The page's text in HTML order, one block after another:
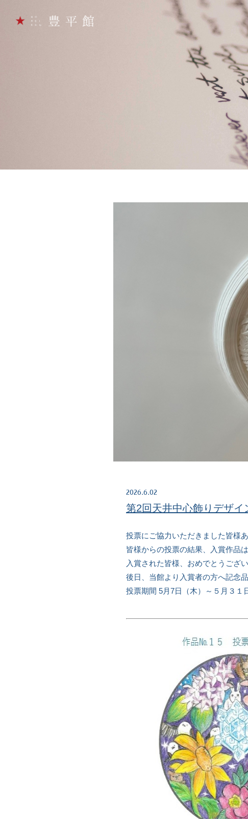
2026.6.02
第2回天井中心飾りデザ
投票にご協力いただきました皆様
皆様からの投票の結果、入賞作品
入賞された皆様、おめでとうござい
後日、当館より入賞者の方へ記念
投票期間 5月7日（木）～５月３１